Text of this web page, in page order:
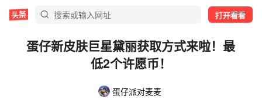
打开看看
蛋仔新皮肤巨星黛丽获取方式来啦！最
低2个许愿币！
蛋仔派对麦麦